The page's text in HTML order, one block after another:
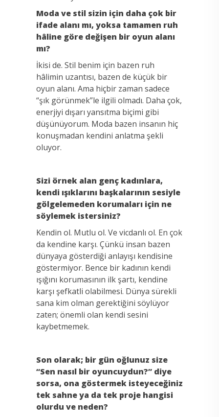
Moda ve stil sizin için daha çok bir
ifade alanı mı, yoksa tamamen ruh
hâline göre değişen bir oyun alanı
mı?
İkisi de. Stil benim için bazen ruh
hâlimin uzantısı, bazen de küçük bir
oyun alanı. Ama hiçbir zaman sadece
“şık görünmek”le ilgili olmadı. Daha çok,
enerjiyi dışarı yansıtma biçimi gibi
düşünüyorum. Moda bazen insanın hiç
konuşmadan kendini anlatma şekli
oluyor.
Sizi örnek alan genç kadınlara,
kendi ışıklarını başkalarının sesiyle
gölgelemeden korumaları için ne
söylemek istersiniz?
Kendin ol. Mutlu ol. Ve vicdanlı ol. En çok
da kendine karşı. Çünkü insan bazen
dünyaya gösterdiği anlayışı kendisine
göstermiyor. Bence bir kadının kendi
ışığını korumasının ilk şartı, kendine
karşı şefkatli olabilmesi. Dünya sürekli
sana kim olman gerektiğini söylüyor
zaten; önemli olan kendi sesini
kaybetmemek.
Son olarak; bir gün oğlunuz size
“Sen nasıl bir oyuncuydun?” diye
sorsa, ona göstermek isteyeceğiniz
tek sahne ya da tek proje hangisi
olurdu ve neden?